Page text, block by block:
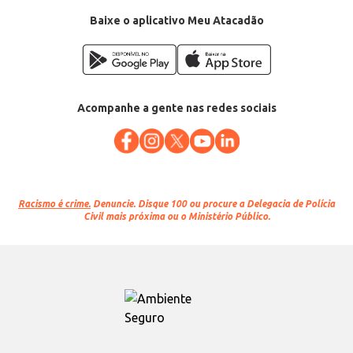
Baixe o aplicativo Meu Atacadão
Acompanhe a gente nas redes sociais
Racismo é crime. Denuncie. Disque 100 ou procure a Delegacia de Polícia
Civil mais próxima ou o Ministério Público.